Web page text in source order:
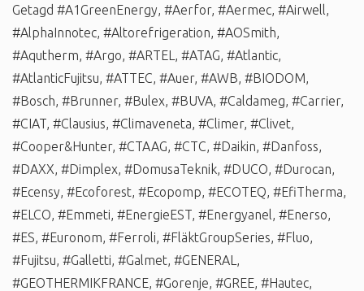
Getagd #A1GreenEnergy, #Aerfor, #Aermec, #Airwell,
#AlphaInnotec, #Altorefrigeration, #AOSmith,
#Aqutherm, #Argo, #ARTEL , #ATAG, #Atlantic,
#AtlanticFujitsu, #ATTEC, #Auer, #AWB, #BIODOM,
#Bosch, #Brunner, #Bulex, #BUVA, #Caldameg, #Carrier,
#CIAT, #Clausius, #Climaveneta, #Climer, #Clivet,
#Cooper&Hunter, #CTAAG, #CTC, #Daikin, #Danfoss,
#DAXX, #Dimplex, #DomusaTeknik, #DUCO, #Durocan,
#Ecensy, #Ecoforest, #Ecopomp, #ECOTEQ, #EfiTherma,
#ELCO, #Emmeti, #EnergieEST, #Energyanel, #Enerso,
#ES, #Euronom, #Ferroli, #FläktGroupSeries, #Fluo,
#Fujitsu, #Galletti, #Galmet, #GENERAL ,
#GEOTHERMIKFRANCE, #Gorenje, #GREE, #Hautec,